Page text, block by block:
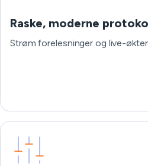
Raske, moderne
Strøm forelesninger og live-